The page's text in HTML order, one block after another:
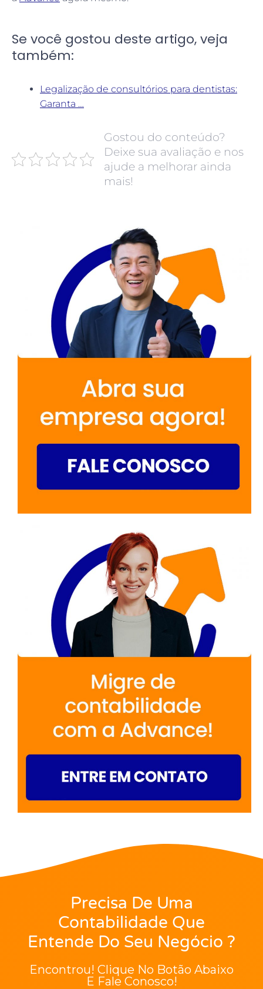
Se você gostou deste artigo, veja
também:
Legalização de consultórios para dentistas:
Garanta …
Gostou do conteúdo?
Deixe sua avaliação e nos
ajude a melhorar ainda
mais!
Precisa De Uma
Contabilidade Que
Entende Do Seu Negócio ?
Encontrou! Clique No Botão Abaixo
E Fale Conosco!